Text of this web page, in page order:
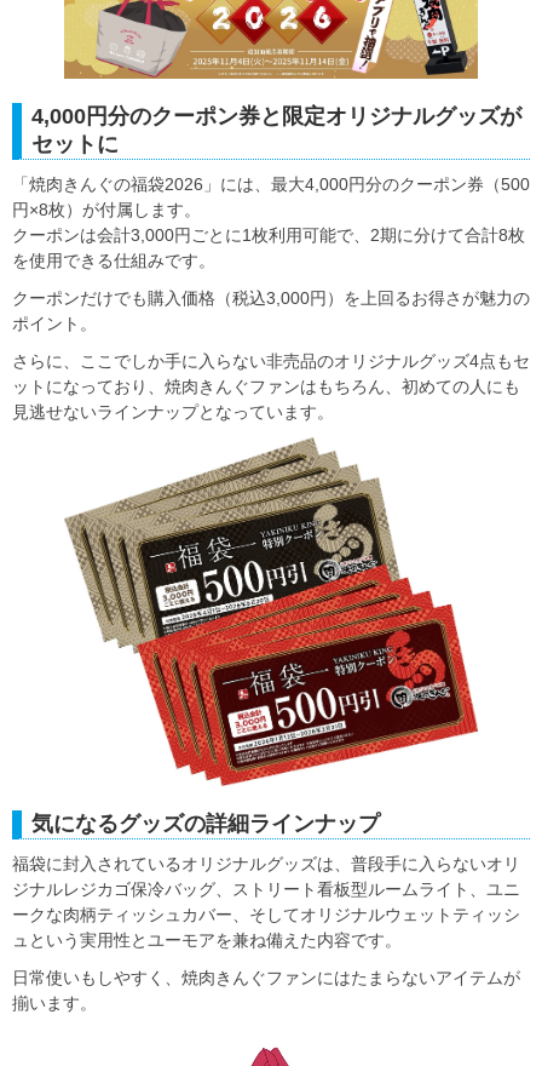
4,000円分のクーポン券と限定オリジナルグッズが
セットに
「焼肉きんぐの福袋2026」には、最大4,000円分のクーポン券（500
円×8枚）が付属します。
クーポンは会計3,000円ごとに1枚利用可能で、2期に分けて合計8枚
を使用できる仕組みです。
クーポンだけでも購入価格（税込3,000円）を上回るお得さが魅力の
ポイント。
さらに、ここでしか手に入らない非売品のオリジナルグッズ4点もセ
ットになっており、焼肉きんぐファンはもちろん、初めての人にも
見逃せないラインナップとなっています。
気になるグッズの詳細ラインナップ
福袋に封入されているオリジナルグッズは、普段手に入らないオリ
ジナルレジカゴ保冷バッグ、ストリート看板型ルームライト、ユニ
ークな肉柄ティッシュカバー、そしてオリジナルウェットティッシ
ュという実用性とユーモアを兼ね備えた内容です。
日常使いもしやすく、焼肉きんぐファンにはたまらないアイテムが
揃います。